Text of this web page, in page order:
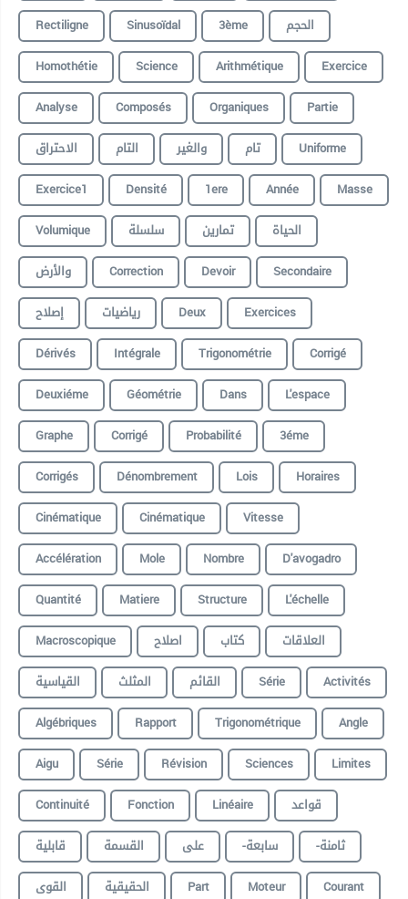
Rectiligne Sinusoïdal 3ème
الحجم
Homothétie
Science Arithmétique
Exercice
Analyse
Composés Organiques
Partie
الاحتراق
التام والغير تام
Uniforme
Exercice1
Densité 1ere Année
Masse
Volumique
سلسلة تمارين
الحياة
والأرض
Correction Devoir
Secondaire
إصلاح
رياضيات Deux
Exercices
Dérivés
Intégrale Trigonométrie
Corrigé
Deuxiéme
Géométrie Dans
L'espace
Graphe
Corrigé Probabilité
3éme
Corrigés
Dénombrement Lois
Horaires
Cinématique
Cinématique
Vitesse
Accélération
Mole Nombre
D'avogadro
Quantité
Matiere Structure
L'échelle
Macroscopique
اصلاح كتاب
العلاقات
القياسية
المثلث القائم Série
Activités
Algébriques
Rapport Trigonométrique
Angle
Aigu
Série Révision Sciences
Limites
Continuité
Fonction Linéaire
قواعد
قابلية
القسمة على -سابعة
-ثامنة
القوى
الحقيقية Part Moteur
Courant